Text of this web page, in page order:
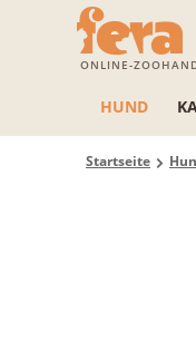
ONLINE-
HUND
Startseite